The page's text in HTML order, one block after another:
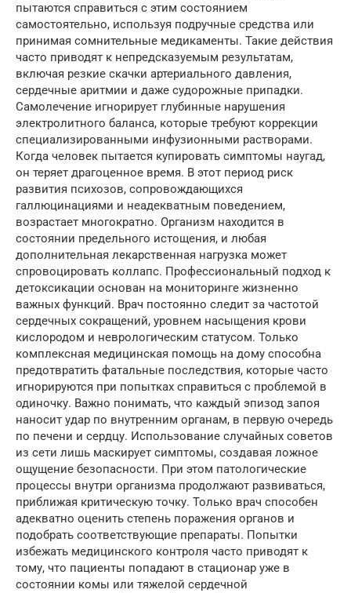
пытаются справиться с этим состоянием
самостоятельно, используя подручные средства или
принимая сомнительные медикаменты. Такие действия
часто приводят к непредсказуемым результатам,
включая резкие скачки артериального давления,
сердечные аритмии и даже судорожные припадки.
Самолечение игнорирует глубинные нарушения
электролитного баланса, которые требуют коррекции
специализированными инфузионными растворами.
Когда человек пытается купировать симптомы наугад,
он теряет драгоценное время. В этот период риск
развития психозов, сопровождающихся
галлюцинациями и неадекватным поведением,
возрастает многократно. Организм находится в
состоянии предельного истощения, и любая
дополнительная лекарственная нагрузка может
спровоцировать коллапс. Профессиональный подход к
детоксикации основан на мониторинге жизненно
важных функций. Врач постоянно следит за частотой
сердечных сокращений, уровнем насыщения крови
кислородом и неврологическим статусом. Только
комплексная медицинская помощь на дому способна
предотвратить фатальные последствия, которые часто
игнорируются при попытках справиться с проблемой в
одиночку. Важно понимать, что каждый эпизод запоя
наносит удар по внутренним органам, в первую очередь
по печени и сердцу. Использование случайных советов
из сети лишь маскирует симптомы, создавая ложное
ощущение безопасности. При этом патологические
процессы внутри организма продолжают развиваться,
приближая критическую точку. Только врач способен
адекватно оценить степень поражения органов и
подобрать соответствующие препараты. Попытки
избежать медицинского контроля часто приводят к
тому, что пациенты попадают в стационар уже в
состоянии комы или тяжелой сердечной